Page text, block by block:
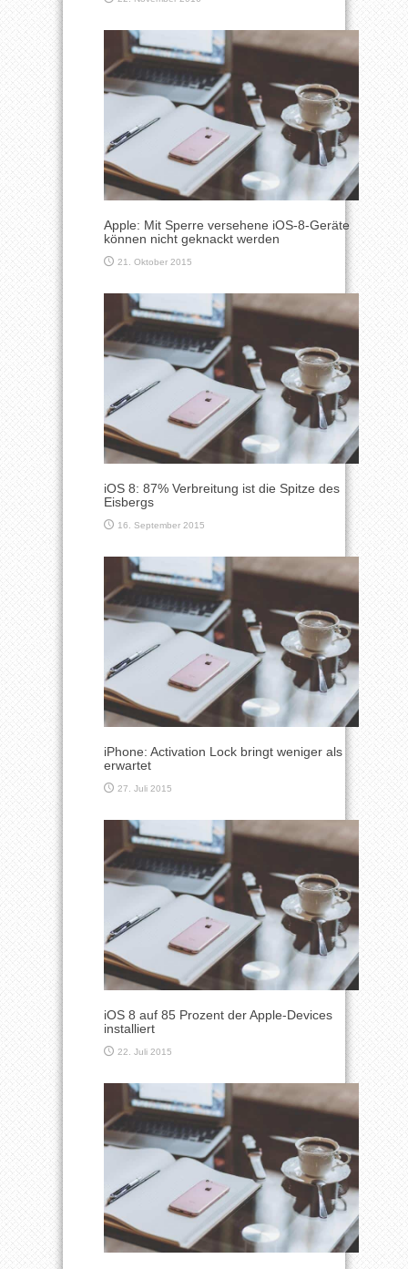
Apple: Mit Sperre versehene iOS-8-Geräte
können nicht geknackt werden
21. Oktober 2015
iOS 8: 87% Verbreitung ist die Spitze des
Eisbergs
16. September 2015
iPhone: Activation Lock bringt weniger als
erwartet
27. Juli 2015
iOS 8 auf 85 Prozent der Apple-Devices
installiert
22. Juli 2015